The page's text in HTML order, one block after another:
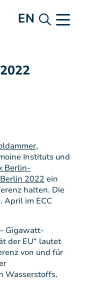
EN
,
Instituts und
Berlin-
2022 ein
halten. Die
April im ECC
Gigawatt-
der EU“ lautet
von und für
Wasserstoffs.